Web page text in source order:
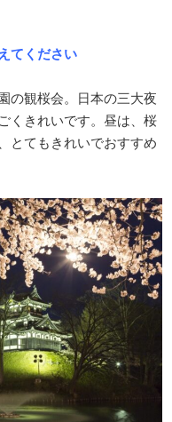
てください
の観桜会。日本の三大夜
くきれいです。昼は、桜
とてもきれいでおすすめ